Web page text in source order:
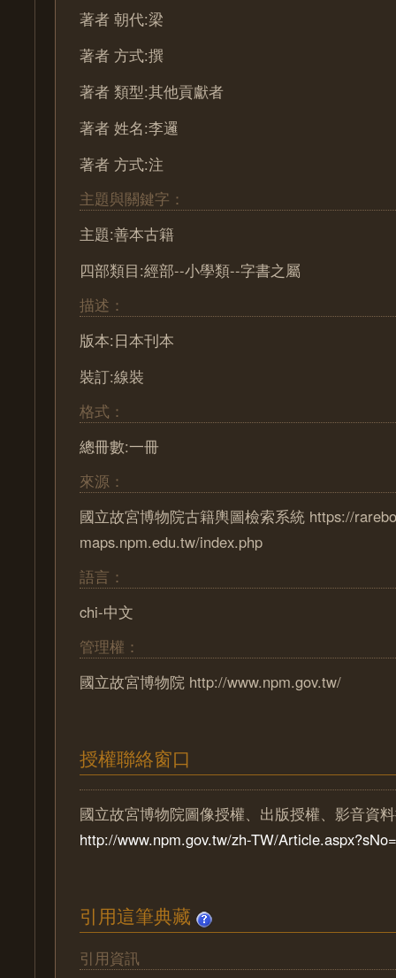
著者 朝代:梁
著者 方式:撰
著者 類型:其他貢獻者
著者 姓名:李邏
著者 方式:注
主題與關鍵字：
主題:善本古籍
四部類目:經部--小學類--字書之屬
描述：
版本:日本刊本
裝訂:線裝
格式：
總冊數:一冊
來源：
國立故宮博物院古籍輿圖檢索系統 https://
maps.npm.edu.tw/index.php
語言：
chi-中文
管理權：
國立故宮博物院 http://www.npm.gov.tw/
授權聯絡窗口
國立故宮博物院圖像授權、出版授權、影音資
http://www.npm.gov.tw/zh-TW/
引用這筆典藏
引用資訊